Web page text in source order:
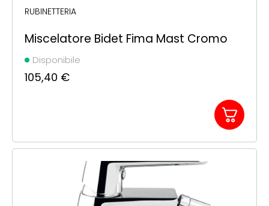
RUBINETTERIA
Miscelatore Bidet Fima Mast Cromo
Disponibile
105,40 €